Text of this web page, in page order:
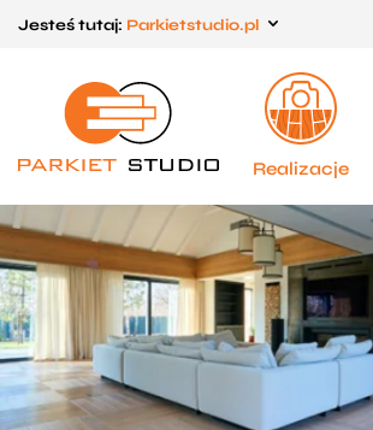
do menu
głównego
do
menu
w
stopce
Jesteś tutaj: Parkietstudio.pl
Realizacje